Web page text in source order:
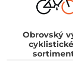
Obrovský